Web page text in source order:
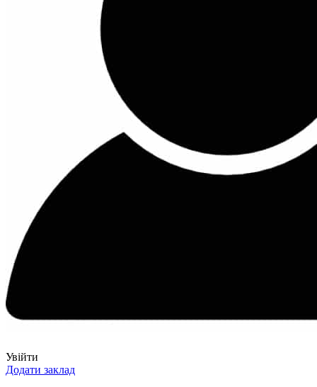
Увійти
Додати заклад